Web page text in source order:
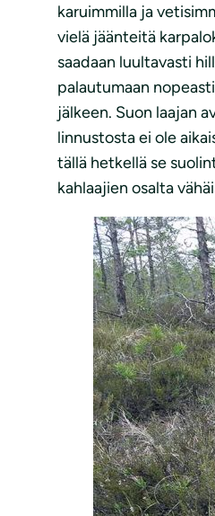
karuimmilla ja
vielä jäänteitä
saadaan luultavasti
palautumaan
jälkeen. Suon laajan
linnustosta ei ole
tällä hetkellä se
kahlaajien osalta